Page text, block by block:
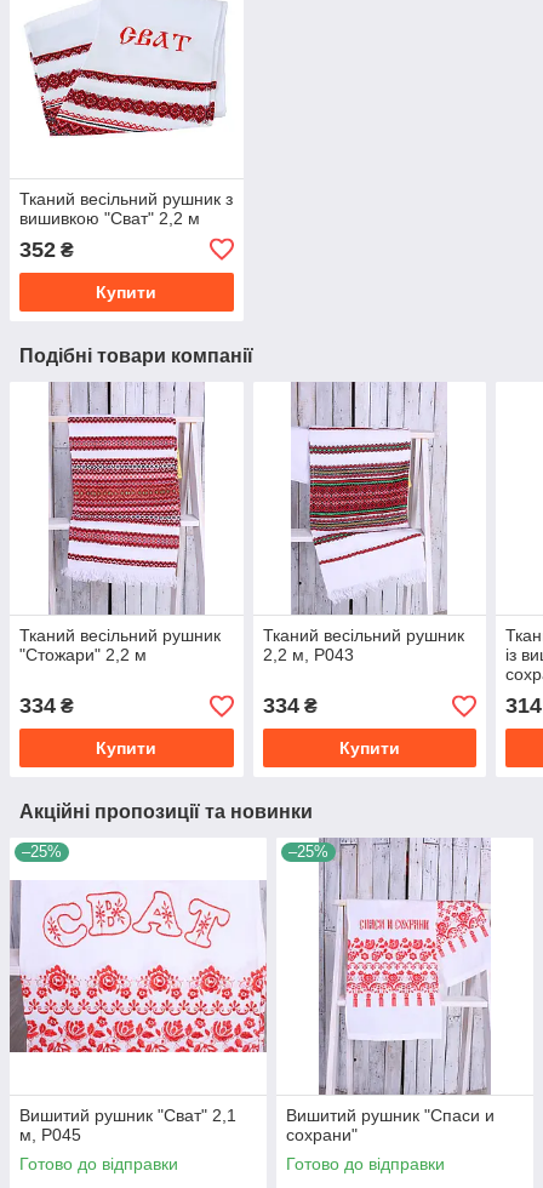
Тканий весільний рушник з
вишивкою "Сват" 2,2 м
352 ₴
Купити
Подібні товари компанії
Тканий весільний рушник
"Стожари" 2,2 м
334 ₴
Купити
Тканий весільний рушник
2,2 м, Р043
334₴
Купити
із
314
Акційні пропозиції та новинки
–25%
Вишитий рушник "Сват" 2,1
м, Р045
Готово до відправки
–25%
Вишитий рушник "Спаси и
сохрани"
Готово до відправки